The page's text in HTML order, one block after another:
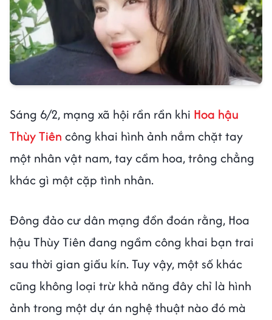
Sáng 6/2, mạng xã hội rần rần khi Hoa hậu
Thùy Tiên công khai hình ảnh nắm chặt tay
một nhân vật nam, tay cầm hoa, trông chẳng
khác gì một cặp tình nhân.
Đông đảo cư dân mạng đồn đoán rằng, Hoa
hậu Thùy Tiên đang ngầm công khai bạn trai
sau thời gian giấu kín. Tuy vậy, một số khác
cũng không loại trừ khả năng đây chỉ là hình
ảnh trong một dự án nghệ thuật nào đó mà